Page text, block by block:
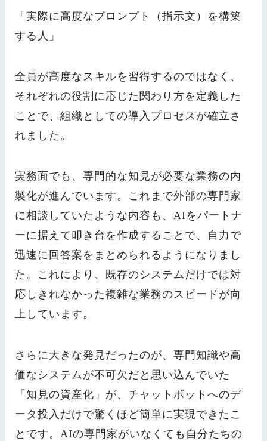
「実際に高度なプロンプト（指示文）を構築
する人」
全員が高度なスキルを習得するのではなく、
それぞれの役割に応じた関わり方を定義した
ことで、組織としての導入プロセスが確立さ
れました。
実務面でも、専門的な知見が必要な業務の内
製化が進んでいます。これまで外部の専門家
に相談していたような内容も、AIをパートナ
ーに据えて叩き台を作成することで、自力で
迅速に回答案をまとめられるようになりまし
た。これにより、既存のシステムだけでは対
応しきれなかった複雑な業務のスピードが向
上しています。
さらに大きな発見だったのが、専門知識や高
価なシステムが不可欠だと思い込んでいた
「知見の資産化」が、チャットボットへのデ
ータ投入だけで驚くほど簡単に実現できたこ
とです。AIの専門家がいなくても自分たちの